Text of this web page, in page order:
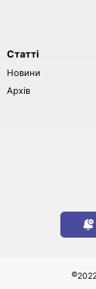
Статті
Новини
Архів
©